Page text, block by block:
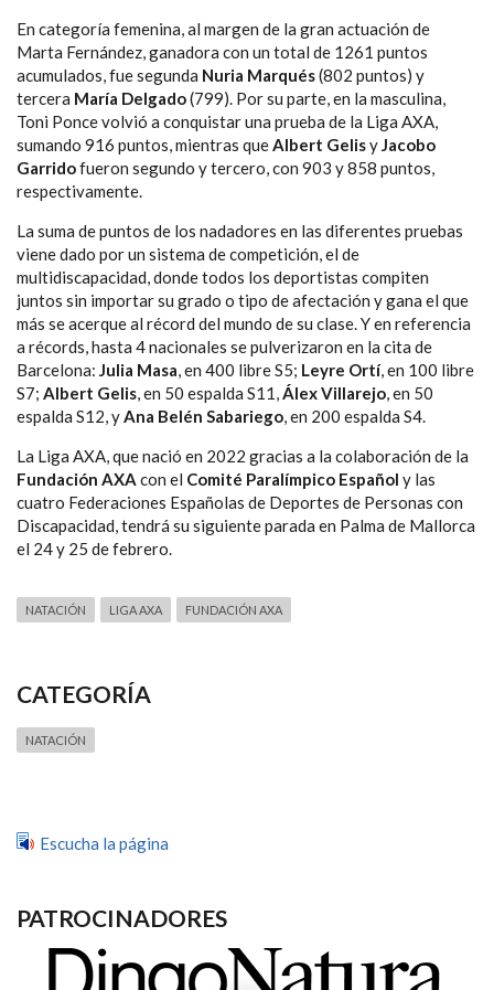
En categoría femenina, al margen de la gran actuación de
Marta Fernández, ganadora con un total de 1261 puntos
acumulados, fue segunda Nuria Marqués(802 puntos) y
tercera María Delgado(799). Por su parte, en la masculina,
Toni Ponce volvió a conquistar una prueba de la Liga AXA,
sumando 916 puntos, mientras queAlbert GelisyJacobo
Garridofueron segundo y tercero, con 903 y 858 puntos,
respectivamente.
La suma de puntos de los nadadores en las diferentes pruebas
viene dado por un sistema de competición, el de
multidiscapacidad, donde todos los deportistas compiten
juntos sin importar su grado o tipo de afectación y gana el que
más se acerque al récord del mundo de su clase. Y en referencia
a récords, hasta 4 nacionales se pulverizaron en la cita de
Barcelona: Julia Masa, en 400 libre S5; Leyre Ortí, en 100 libre
S7; Albert Gelis, en 50 espalda S11,Álex Villarejo, en 50
espalda S12, yAna Belén Sabariego, en 200 espalda S4.
La Liga AXA, que nació en 2022 gracias a la colaboración de la
Fundación AXA con el Comité Paralímpico Español y las
cuatro Federaciones Españolas de Deportes de Personas con
Discapacidad, tendrá su siguiente parada en Palma de Mallorca
el 24 y 25 de febrero.
NATACIÓN LIGA AXA FUNDACIÓN AXA
CATEGORÍA
NATACIÓN
Escucha la página
PATROCINADORES